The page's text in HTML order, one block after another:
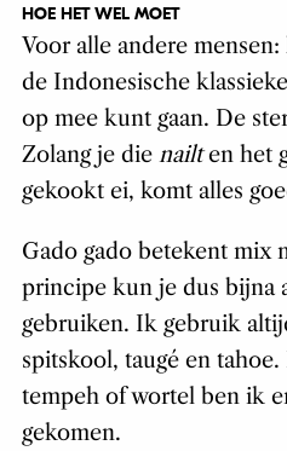
HOE HET WEL MOET
Voor alle andere
de Indonesische
op mee kunt gaan. De
Zolang je die nailten het
gekookt ei, komt alles
Gado gado betekent mix
principe kun je dus bijna
gebruiken. Ik gebruik
spitskool, taugé en tahoe.
tempeh of wortel ben ik
gekomen.